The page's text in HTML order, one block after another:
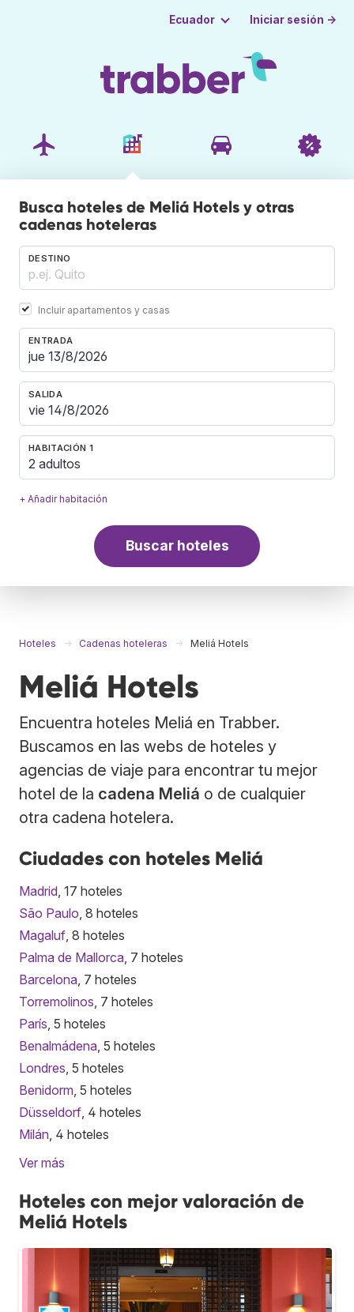
Ecuador Iniciar sesión →
Busca hoteles de Meliá Hotels y otras
cadenas hoteleras
DESTINO
Incluir apartamentos y casas
ENTRADA
SALIDA
HABITACIÓN 1
2 adultos
+ Añadir habitación
Buscar hoteles
Hoteles Cadenas hoteleras Meliá Hotels
Meliá Hotels
Encuentra hoteles Meliá en Trabber.
Buscamos en las webs de hoteles y
agencias de viaje para encontrar tu mejor
hotel de la cadena Meliá o de cualquier
otra cadena hotelera.
Ciudades con hoteles Meliá
Madrid , 17 hoteles
São Paulo , 8 hoteles
Magaluf , 8 hoteles
Palma de Mallorca , 7 hoteles
Barcelona , 7 hoteles
Torremolinos , 7 hoteles
París , 5 hoteles
Benalmádena , 5 hoteles
Londres , 5 hoteles
Benidorm , 5 hoteles
Düsseldorf , 4 hoteles
Milán , 4 hoteles
Ver más
Hoteles con mejor valoración de
Meliá Hotels